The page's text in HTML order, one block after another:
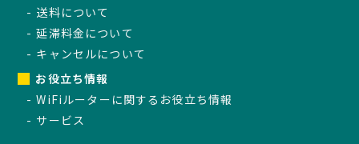
送料について
延滞料金について
キャンセルについて
お役立ち情報
WiFiルーターに関するお役立ち情報
サービス